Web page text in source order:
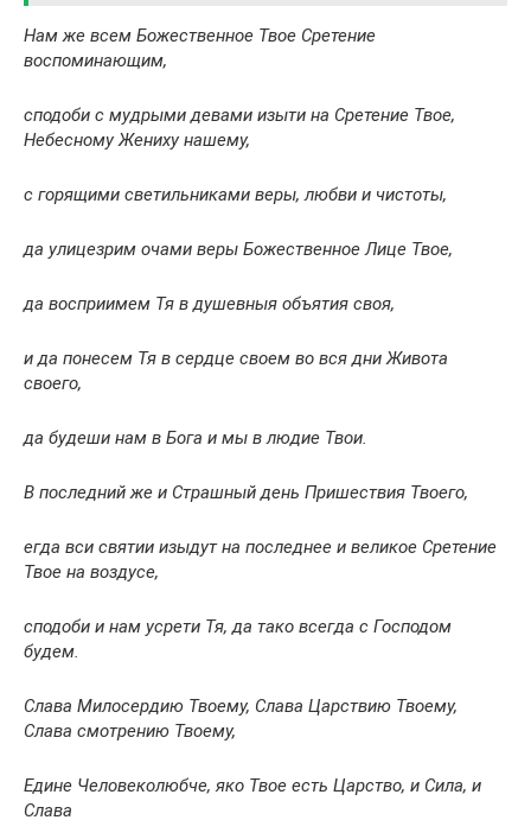
Нам же всем Божественное Твое Сретение
воспоминающим,
сподоби с мудрыми девами изыти на Сретение Твое,
Небесному Жениху нашему,
с горящими светильниками веры, любви и чистоты,
да улицезрим очами веры Божественное Лице Твое,
да восприимем Тя в душевныя объятия своя,
и да понесем Тя в сердце своем во вся дни Живота
своего,
да будеши нам в Бога и мы в людие Твои.
В последний же и Страшный день Пришествия Твоего,
егда вси святии изыдут на последнее и великое Сретение
Твое на воздусе,
сподоби и нам усрети Тя, да тако всегда с Господом
будем.
Слава Милосердию Твоему, Слава Царствию Твоему,
Слава смотрению Твоему,
Едине Человеколюбче, яко Твое есть Царство, и Сила, и
Слава